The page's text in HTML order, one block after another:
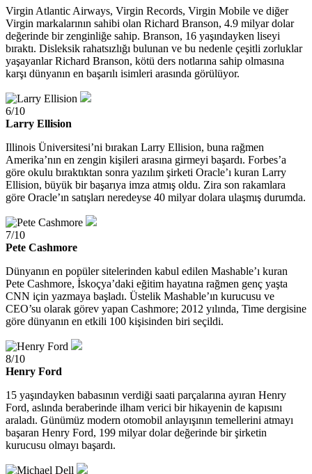
Virgin Atlantic Airways, Virgin Records, Virgin Mobile ve diğer
Virgin markalarının sahibi olan Richard Branson, 4.9 milyar dolar
değerinde bir zenginliğe sahip. Branson, 16 yaşındayken liseyi
bıraktı. Disleksik rahatsızlığı bulunan ve bu nedenle çeşitli zorluklar
yaşayanlar Richard Branson, kötü ders notlarına sahip olmasına
karşı dünyanın en başarılı isimleri arasında görülüyor.
6/10
Larry Ellision
Illinois Üniversitesi’ni bırakan Larry Ellision, buna rağmen
Amerika’nın en zengin kişileri arasına girmeyi başardı. Forbes’a
göre okulu bıraktıktan sonra yazılım şirketi Oracle’ı kuran Larry
Ellision, büyük bir başarıya imza atmış oldu. Zira son rakamlara
göre Oracle’ın satışları neredeyse 40 milyar dolara ulaşmış durumda.
7/10
Pete Cashmore
Dünyanın en popüler sitelerinden kabul edilen Mashable’ı kuran
Pete Cashmore, İskoçya’daki eğitim hayatına rağmen genç yaşta
CNN için yazmaya başladı. Üstelik Mashable’ın kurucusu ve
CEO’su olarak görev yapan Cashmore; 2012 yılında, Time dergisine
göre dünyanın en etkili 100 kişisinden biri seçildi.
8/10
Henry Ford
15 yaşındayken babasının verdiği saati parçalarına ayıran Henry
Ford, aslında beraberinde ilham verici bir hikayenin de kapısını
araladı. Günümüz modern otomobil anlayışının temellerini atmayı
başaran Henry Ford, 199 milyar dolar değerinde bir şirketin
kurucusu olmayı başardı.